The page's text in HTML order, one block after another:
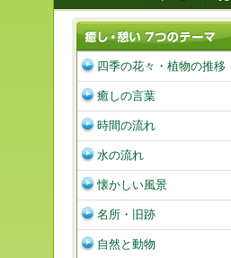
四季の花々・植物の推移
癒しの言葉
時間の流れ
水の流れ
懐かしい風景
名所・旧跡
自然と動物